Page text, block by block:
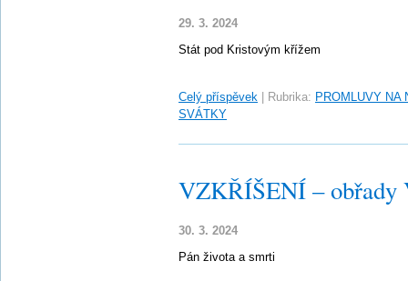
29. 3. 2024
Stát pod Kristovým křížem
Celý příspěvek Rubrika: PROMLUVY NA
SVÁTKY
VZKŘÍŠENÍ – obřady
30. 3. 2024
Pán života a smrti